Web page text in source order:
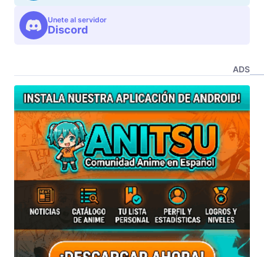
Unete al servidor
Discord
ADS